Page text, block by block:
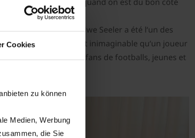
Cookies
zu können
Medien, Werbung
die Sie
Uwe Seeler.
de Hambourg. « Uwe Seeler a été l‘un des
il est pratiquement inimaginable qu‘un joueur
que de nombreux fans de footballs, jeunes et